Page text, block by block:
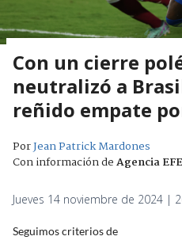
Con un cierre
neutralizó a
reñido empate
PorJean Patrick Mardones
Con información deAgencia EFE
Jueves 14 noviembre de 2024 |
Seguimos criterios de